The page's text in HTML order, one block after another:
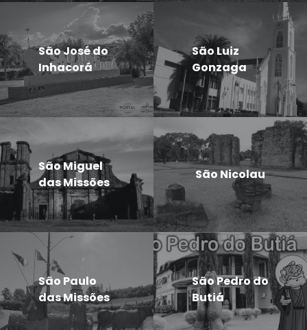
São José do
Inhacorá
São Luiz
Gonzaga
São Miguel
das Missões
São Nicolau
São Paulo
das Missões
São Pedro do
Butiá